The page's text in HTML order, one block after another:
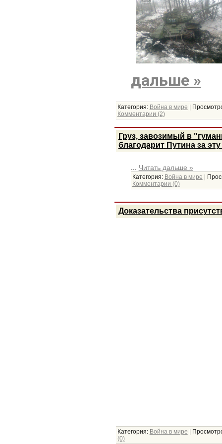
дальше »
Категория: Война в мире
Комментарии (2)
Груз, завозимый в
благодарит Путина за
... Читать дальше »
Категория: Война в мире
Комментарии (0)
Доказательства
Категория: Война в мире
(0)